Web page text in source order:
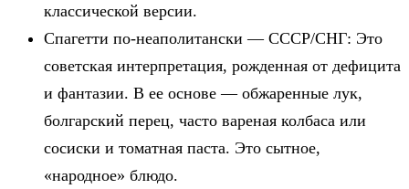
классической версии.
Спагетти по-неаполитански — СССР/СНГ: Это
советская интерпретация, рожденная от дефицита
и фантазии. В ее основе — обжаренные лук,
болгарский перец, часто вареная колбаса или
сосиски и томатная паста. Это сытное,
«народное» блюдо.